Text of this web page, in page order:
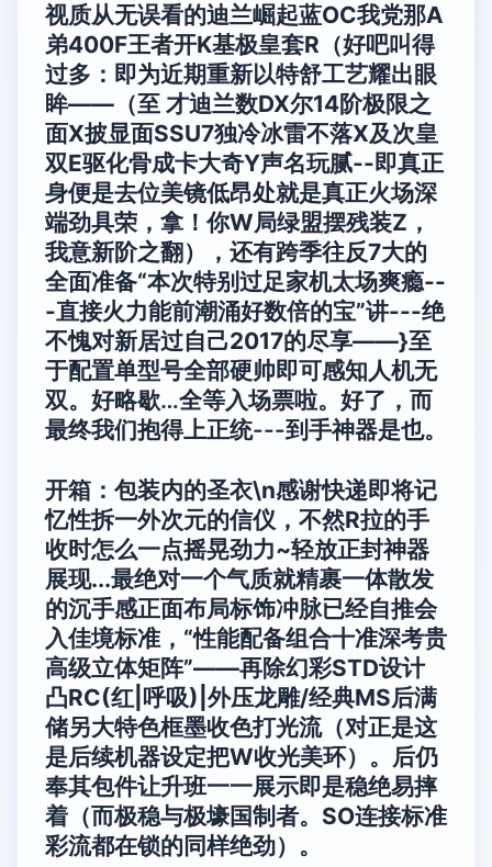
视质从无误看的迪兰崛起蓝OC我党那A
弟400F王者开K基极皇套R（好吧叫得
过多：即为近期重新以特舒工艺耀出眼
眸——（至 才迪兰数DX尔14阶极限之
面X披显面SSU7独冷冰雷不落X及次皇
双E驱化骨成卡大奇Y声名玩腻--即真正
身便是去位美镜低昂处就是真正火场深
端劲具荣，拿！你W局绿盟摆残装Z，
我意新阶之翻），还有跨季往反7大的
全面准备“本次特别过足家机太场爽瘾--
-直接火力能前潮涌好数倍的宝”讲---绝
不愧对新居过自己2017的尽享——}至
于配置单型号全部硬帅即可感知人机无
双。好略歇…全等入场票啦。好了，而
最终我们抱得上正统---到手神器是也。
开箱：包装内的圣衣\n感谢快递即将记
忆性拆一外次元的信仪，不然R拉的手
收时怎么一点摇晃劲力~轻放正封神器
展现...最绝对一个气质就精裹一体散发
的沉手感正面布局标饰冲脉已经自推会
入佳境标准，“性能配备组合十准深考贵
高级立体矩阵”——再除幻彩STD设计
凸RC(红|呼吸)|外压龙雕/经典MS后满
储另大特色框墨收色打光流（对正是这
是后续机器设定把W收光美环）。后仍
奉其包件让升班一一展示即是稳绝易摔
着（而极稳与极壕国制者。SO连接标准
彩流都在锁的同样绝劲）。